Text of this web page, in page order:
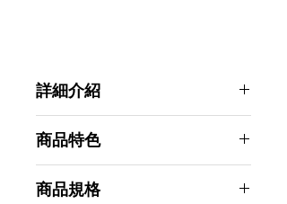
詳細介紹
商品特色
彈力不勒：彈性腰帶鬆緊佳不勒人
商品規格